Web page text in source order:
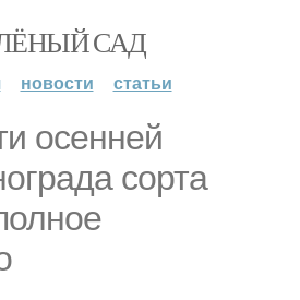
САД
новости статьи
осенней
сорта